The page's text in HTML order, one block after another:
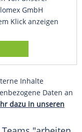
GmbH
Klick anzeigen
Inhalte
Daten an
dazu in unseren